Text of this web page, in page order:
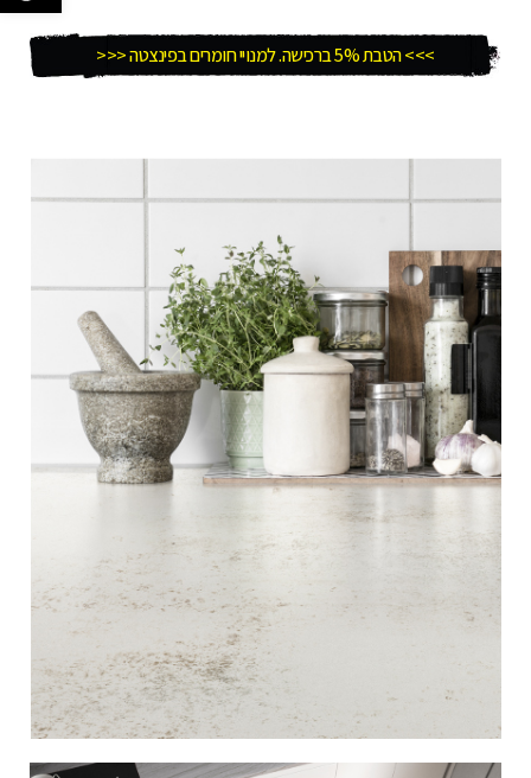
>>> הטבת 5% ברכישה. למנויי חומרים בפינצטה <<<